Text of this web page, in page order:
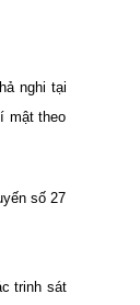
nghi tại
mật theo
số 27
trinh sát